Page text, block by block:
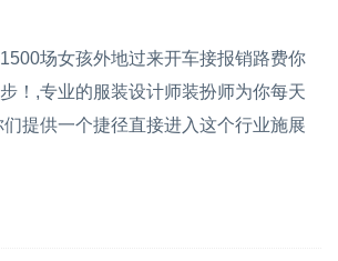
场女孩外地过来开车接报销路费你
！,专业的服装设计师装扮师为你每天
提供一个捷径直接进入这个行业施展